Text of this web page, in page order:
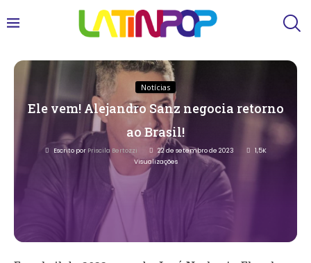
Notícias
Ele vem! Alejandro Sanz negocia retorno
ao Brasil!
Escrito por Priscila Bertozzi 22 de setembro de 2023
1,5K
Visualizações